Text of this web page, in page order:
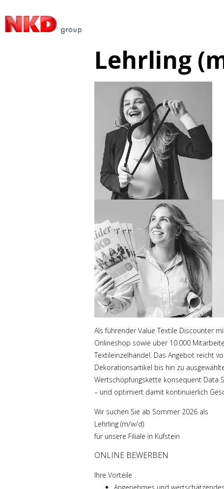
Lehrling
Als führender Value Textile Discounter
Onlineshop sowie über 10.000
Textileinzelhandel. Das Angebot reicht
Dekorationsartikel bis hin zu
Wertschöpfungskette konsequent Data
– und optimiert damit kontinuierlich
Wir suchen Sie ab Sommer 2026 als
Lehrling (m/w/d)
für unsere Filiale in Kufstein
ONLINE BEWERBEN
Ihre Vorteile
Angenehmes und